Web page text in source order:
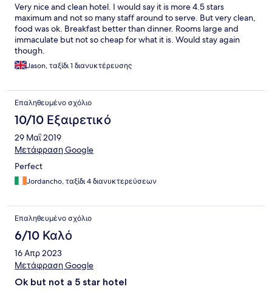
Very nice and clean hotel. I would say it is more 4.5 stars
maximum and not so many staff around to serve. But very clean,
food was ok. Breakfast better than dinner. Rooms large and
immaculate but not so cheap for what it is. Would stay again
though.
Jason, ταξίδι 1 διανυκτέρευσης
Επαληθευμένο σχόλιο
10/10 Εξαιρετικό
29 Μαΐ 2019
Μετάφραση Google
Perfect
Jordancho, ταξίδι 4 διανυκτερεύσεων
Επαληθευμένο σχόλιο
6/10 Καλό
16 Απρ 2023
Μετάφραση Google
Ok but not a 5 star hotel